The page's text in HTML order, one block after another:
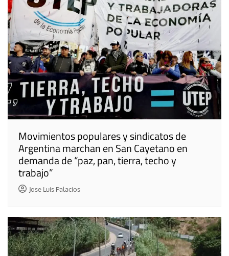
Movimientos populares y sindicatos de
Argentina marchan en San Cayetano en
demanda de “paz, pan, tierra, techo y
trabajo”
Jose Luis Palacios